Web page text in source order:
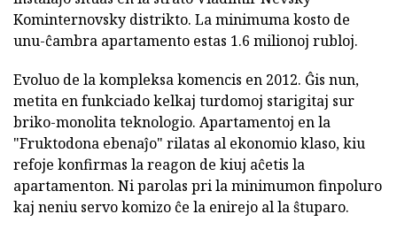
Kominternovsky distrikto. La minimuma kosto de
unu-ĉambra apartamento estas 1.6 milionoj rubloj.
Evoluo de la kompleksa komencis en 2012. Ĝis nun,
metita en funkciado kelkaj turdomoj starigitaj sur
briko-monolita teknologio. Apartamentoj en la
"Fruktodona ebenaĵo" rilatas al ekonomio klaso, kiu
refoje konfirmas la reagon de kiuj aĉetis la
apartamenton. Ni parolas pri la minimumon finpoluro
kaj neniu servo komizo ĉe la enirejo al la ŝtuparo.